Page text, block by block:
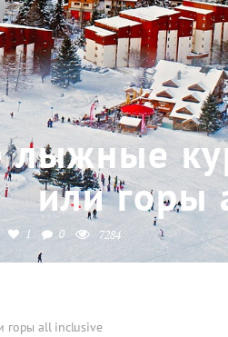
лыжные
или
1 0 7284
горы all inclusive